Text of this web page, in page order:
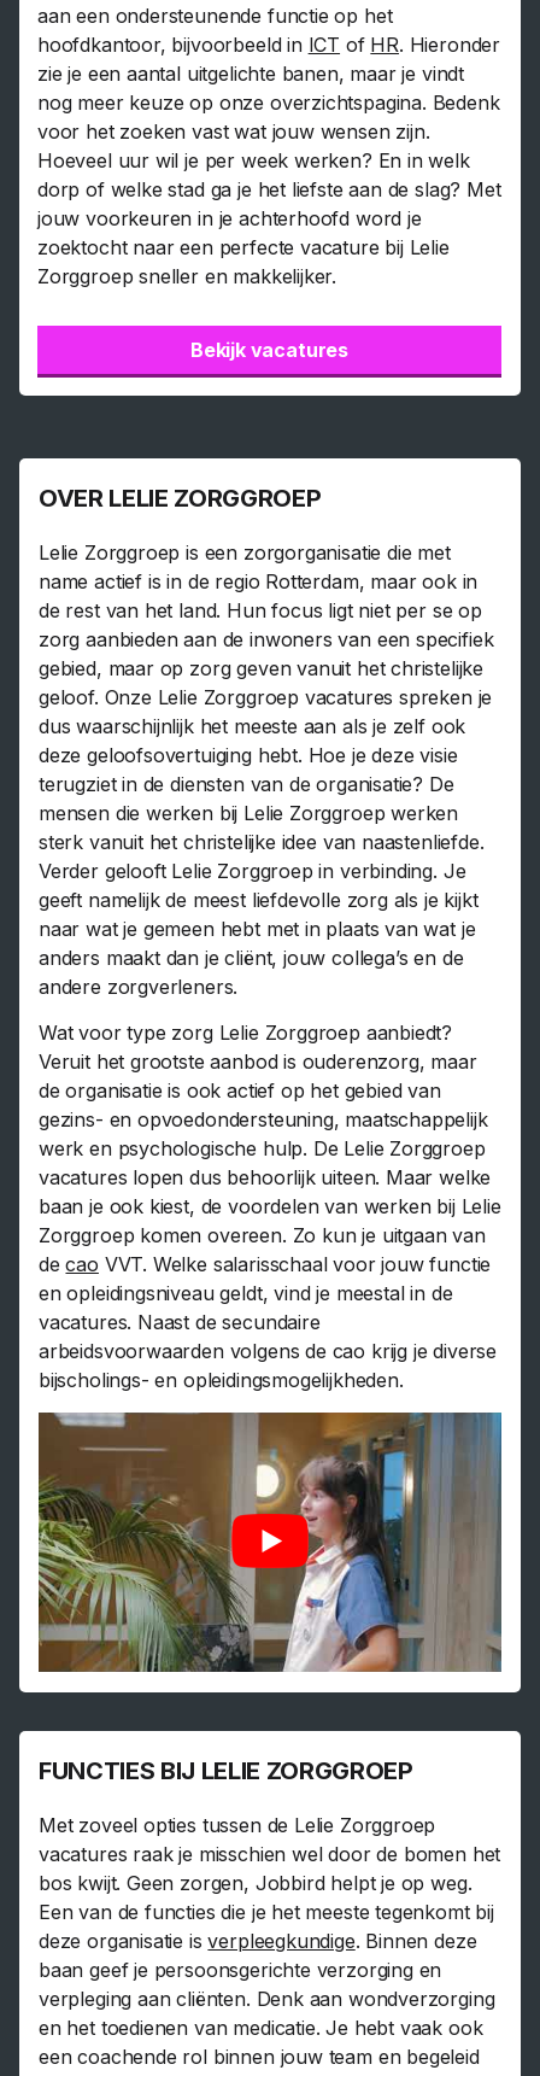
aan een ondersteunende functie op het
hoofdkantoor, bijvoorbeeld in ICT of HR. Hieronder
zie je een aantal uitgelichte banen, maar je vindt
nog meer keuze op onze overzichtspagina. Bedenk
voor het zoeken vast wat jouw wensen zijn.
Hoeveel uur wil je per week werken? En in welk
dorp of welke stad ga je het liefste aan de slag? Met
jouw voorkeuren in je achterhoofd word je
zoektocht naar een perfecte vacature bij Lelie
Zorggroep sneller en makkelijker.
Bekijk vacatures
OVER LELIE ZORGGROEP
Lelie Zorggroep is een zorgorganisatie die met
name actief is in de regio Rotterdam, maar ook in
de rest van het land. Hun focus ligt niet per se op
zorg aanbieden aan de inwoners van een specifiek
gebied, maar op zorg geven vanuit het christelijke
geloof. Onze Lelie Zorggroep vacatures spreken je
dus waarschijnlijk het meeste aan als je zelf ook
deze geloofsovertuiging hebt. Hoe je deze visie
terugziet in de diensten van de organisatie? De
mensen die werken bij Lelie Zorggroep werken
sterk vanuit het christelijke idee van naastenliefde.
Verder gelooft Lelie Zorggroep in verbinding. Je
geeft namelijk de meest liefdevolle zorg als je kijkt
naar wat je gemeen hebt met in plaats van wat je
anders maakt dan je cliënt, jouw collega’s en de
andere zorgverleners.
Wat voor type zorg Lelie Zorggroep aanbiedt?
Veruit het grootste aanbod is ouderenzorg, maar
de organisatie is ook actief op het gebied van
gezins- en opvoedondersteuning, maatschappelijk
werk en psychologische hulp. De Lelie Zorggroep
vacatures lopen dus behoorlijk uiteen. Maar welke
baan je ook kiest, de voordelen van werken bij Lelie
Zorggroep komen overeen. Zo kun je uitgaan van
decao VVT. Welke salarisschaal voor jouw functie
en opleidingsniveau geldt, vind je meestal in de
vacatures. Naast de secundaire
arbeidsvoorwaarden volgens de cao krijg je diverse
bijscholings- en opleidingsmogelijkheden.
FUNCTIES BIJ LELIE ZORGGROEP
Met zoveel opties tussen de Lelie Zorggroep
vacatures raak je misschien wel door de bomen het
bos kwijt. Geen zorgen, Jobbird helpt je op weg.
Een van de functies die je het meeste tegenkomt bij
deze organisatie isverpleegkundige. Binnen deze
baan geef je persoonsgerichte verzorging en
verpleging aan cliënten. Denk aan wondverzorging
en het toedienen van medicatie. Je hebt vaak ook
een coachende rol binnen jouw team en begeleid